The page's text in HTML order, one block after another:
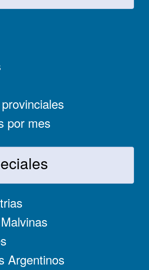
por mes
Argentinos